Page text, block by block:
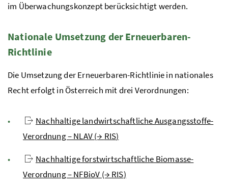
im Überwachungskonzept berücksichtigt werden.
Nationale Umsetzung der Erneuerbaren-
Richtlinie
Die Umsetzung der Erneuerbaren-Richtlinie in nationales
Recht erfolgt in Österreich mit drei Verordnungen:
Nachhaltige landwirtschaftliche Ausgangsstoffe-
Verordnung – NLAV (→ RIS)
Nachhaltige forstwirtschaftliche Biomasse-
Verordnung – NFBioV (→ RIS)